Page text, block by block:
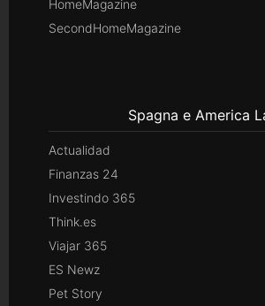
HomeMagazine
SecondHomeMagazine
Spagna e America
Actualidad
Finanzas 24
Investindo 365
Think.es
Viajar 365
ES Newz
Pet Story